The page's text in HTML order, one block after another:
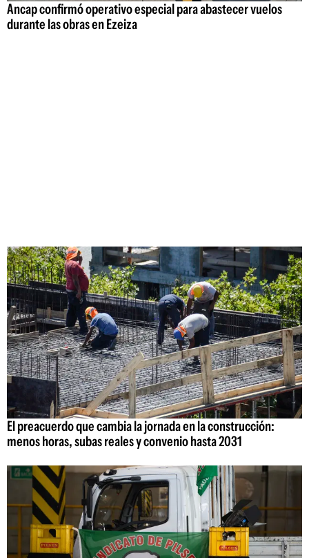
Ancap confirmó operativo especial para abastecer vuelos
durante las obras en Ezeiza
El preacuerdo que cambia la jornada en la construcción:
menos horas, subas reales y convenio hasta 2031